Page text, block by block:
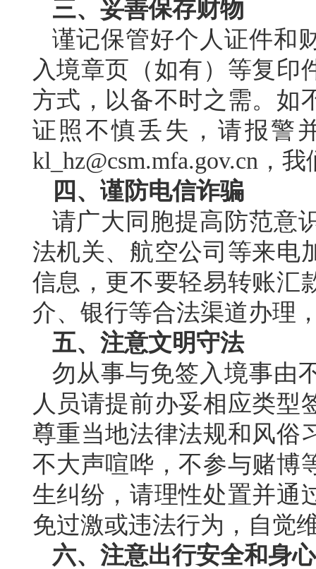
三、妥善保存财物
谨记保管好个人证件和
入境章页（如有）等复印
方式，以备不时之需。如
证照不慎丢失，请报警
kl_hz@csm.mfa.gov.cn，
四、谨防电信诈骗
请广大同胞提高防范意
法机关、航空公司等来电
信息，更不要轻易转账汇
介、银行等合法渠道办理
五、注意文明守法
勿从事与免签入境事由
人员请提前办妥相应类型
尊重当地法律法规和风俗
不大声喧哗，不参与赌博
生纠纷，请理性处置并通
免过激或违法行为，自觉
六、注意出行安全和身